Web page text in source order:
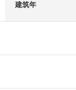
建筑年